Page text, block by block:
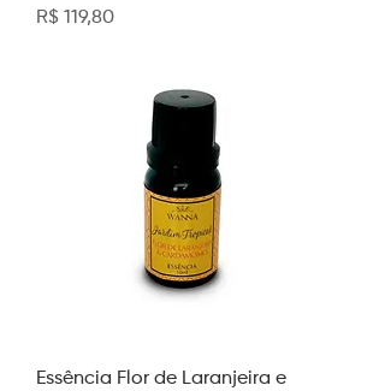
Preço
R$ 119,80
Essência Flor de Laranjeira e